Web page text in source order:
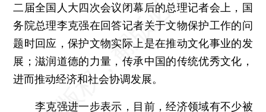
二届全国人大四次会议闭幕后的总理记者会上，国
务院总理李克强在回答记者关于文物保护工作的问
题时回应，保护文物实际上是在推动文化事业的发
展；滋润道德的力量，传承中国的传统优秀文化，
进而推动经济和社会协调发展。
李克强进一步表示，目前，经济领域有不少被